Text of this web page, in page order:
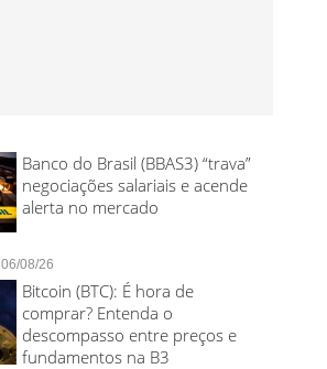
Banco do Brasil (BBAS3) “trava”
negociações salariais e acende
alerta no mercado
06/08/26
Bitcoin (BTC): É hora de
comprar? Entenda o
descompasso entre preços e
fundamentos na B3